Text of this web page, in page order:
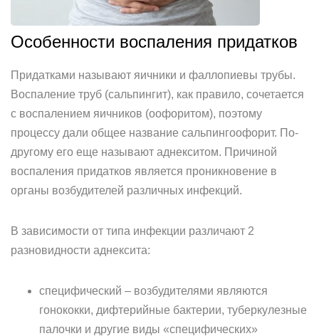
Особенности воспаления придатков
Придатками называют яичники и фаллопиевы трубы.
Воспаление труб (сальпингит), как правило, сочетается
с воспалением яичников (оофоритом), поэтому
процессу дали общее название сальпингоофорит. По-
другому его еще называют аднекситом. Причиной
воспаления придатков является проникновение в
органы возбудителей различных инфекций.
В зависимости от типа инфекции различают 2
разновидности аднексита:
специфический – возбудителями являются
гонококки, дифтерийные бактерии, туберкулезные
палочки и другие виды «специфических»